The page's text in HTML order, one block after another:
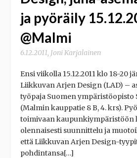
ja pyöräily
@Malmi
6.12.2011, Joni Karjalainen
Ensi viikolla 15.12.2011 klo 18-20
Liikkuvan Arjen Design (LAD) –
työpaja Suomen ympäristöopisto
(Malmin kauppatie 8 B, 4. krs).
toimivaan kaupunkiympäristöön
olennaisesti suunnittelu ja
että Liikkuvan Arjen Design-
pohdintansa[…]